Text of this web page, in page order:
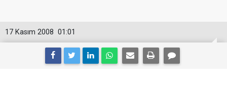
01:01
17 Kasım 2008